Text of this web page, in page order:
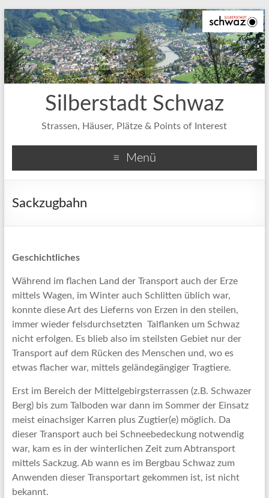
Silberstadt Schwaz
Strassen, Häuser, Plätze & Points of Interest
Menü
Sackzugbahn
Geschichtliches
Während im flachen Land der Transport auch der Erze
mittels Wagen, im Winter auch Schlitten üblich war,
konnte diese Art des Lieferns von Erzen in den steilen,
immer wieder felsdurchsetzten Talflanken um Schwaz
nicht erfolgen. Es blieb also im steilsten Gebiet nur der
Transport auf dem Rücken des Menschen und, wo es
etwas flacher war, mittels geländegängiger Tragtiere.
Erst im Bereich der Mittelgebirgsterrassen (z.B. Schwazer
Berg) bis zum Talboden war dann im Sommer der Einsatz
meist einachsiger Karren plus Zugtier(e) möglich. Da
dieser Transport auch bei Schneebedeckung notwendig
war, kam es in der winterlichen Zeit zum Abtransport
mittels Sackzug. Ab wann es im Bergbau Schwaz zum
Anwenden dieser Transportart gekommen ist, ist nicht
bekannt.